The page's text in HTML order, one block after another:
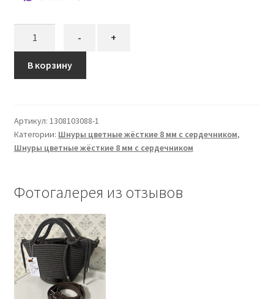
Шнур
вязаный
мм
коричневый
тёмный
- +
В корзину
Артикул: 1308103088-1
Категории: Шнуры цветные жёсткие 8 мм с сердечником,
Шнуры цветные жёсткие 8 мм с сердечником
Фотогалерея из отзывов